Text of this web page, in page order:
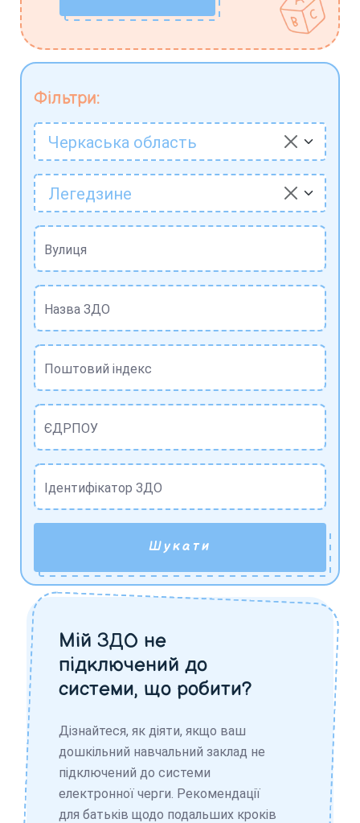
Фільтри:
Черкаська область
Легедзине
Вулиця
Назва ЗДО
Поштовий індекс
ЄДРПОУ
Ідентифікатор ЗДО
Шукати
Мій ЗДО не
підключений до
системи, що робити?
Дізнайтеся, як діяти, якщо ваш
дошкільний навчальний заклад не
підключений до системи
електронної черги. Рекомендації
для батьків щодо подальших кроків